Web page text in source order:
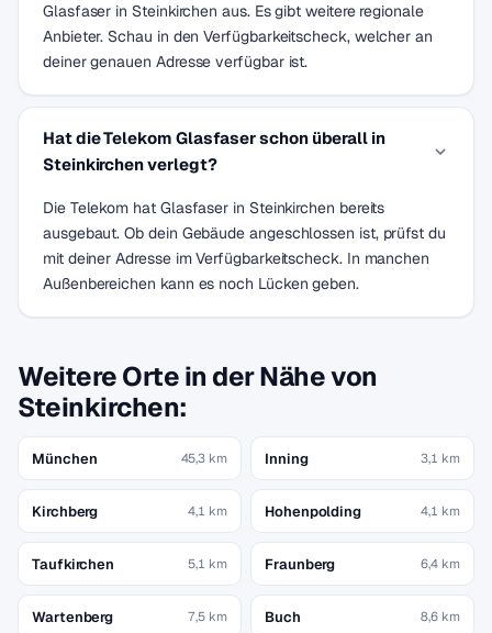
Glasfaser in Steinkirchen aus. Es gibt weitere regionale
Anbieter. Schau in den Verfügbarkeitscheck, welcher an
deiner genauen Adresse verfügbar ist.
Hat die Telekom Glasfaser schon überall in
Steinkirchen verlegt?
Die Telekom hat Glasfaser in Steinkirchen bereits
ausgebaut. Ob dein Gebäude angeschlossen ist, prüfst du
mit deiner Adresse im Verfügbarkeitscheck. In manchen
Außenbereichen kann es noch Lücken geben.
Weitere Orte in der Nähe von
Steinkirchen:
München 45,3 km Inning 3,1 km
Kirchberg 4,1 km Hohenpolding 4,1 km
Taufkirchen 5,1 km Fraunberg 6,4 km
Wartenberg 7,5 km Buch 8,6 km